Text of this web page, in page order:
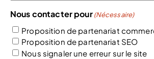
Nous contacter pour (Nécessaire)
Proposition de partenariat
Proposition de partenariat SEO
Nous signaler une erreur sur le site